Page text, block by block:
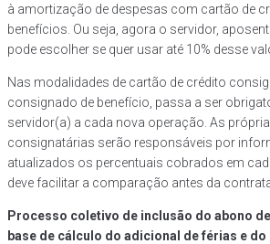
à amortização de despesas com cartão de
benefícios. Ou seja, agora o servidor,
pode escolher se quer usar até 10% desse
Nas modalidades de cartão de crédito
consignado de benefício, passa a ser
servidor(a) a cada nova operação. As
consignatárias serão responsáveis por
atualizados os percentuais cobrados em
deve facilitar a comparação antes da
Processo coletivo de inclusão do abono
base de cálculo do adicional de férias e do